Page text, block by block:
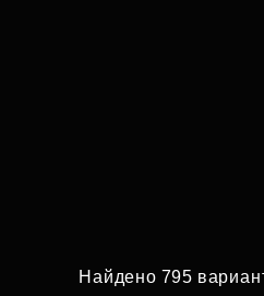
Найдено 795